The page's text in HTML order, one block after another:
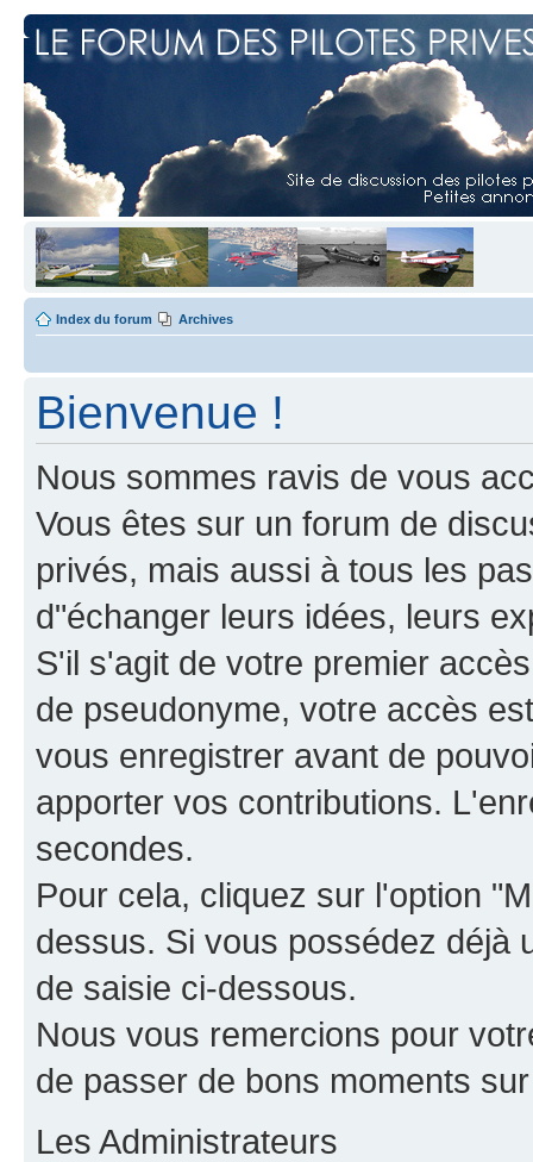
Index du forum Archives
Bienvenue !
Nous sommes ravis de vous
Vous êtes sur un forum de
privés, mais aussi à tous les
d"échanger leurs idées, leurs
S'il s'agit de votre premier
de pseudonyme, votre accès
vous enregistrer avant de
apporter vos contributions.
secondes.
Pour cela, cliquez sur l'option
dessus. Si vous possédez déjà
de saisie ci-dessous.
Nous vous remercions pour
de passer de bons moments
Les Administrateurs